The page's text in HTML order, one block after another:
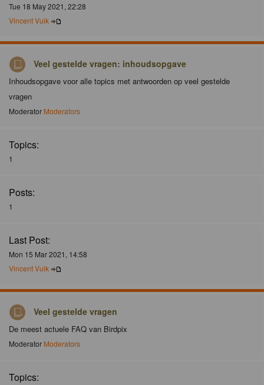
Tue 18 May 2021, 22:28
Vincent Vuik
Veel gestelde vragen: inhoudsopgave
Inhoudsopgave voor alle topics met antwoorden op veel gestelde
vragen
Moderator Moderators
Topics:
1
Posts:
1
Last Post:
Mon 15 Mar 2021, 14:58
Vincent Vuik
Veel gestelde vragen
De meest actuele FAQ van Birdpix
Moderator Moderators
Topics: